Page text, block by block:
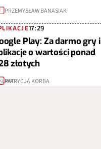
PRZEMYSŁAW BANASIAK
17:29
Play: Za darmo gry i
o wartości ponad
złotych
PATRYCJA KORBA